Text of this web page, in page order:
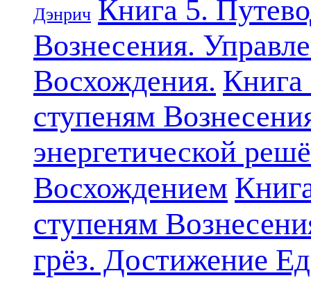
Дэнрич Книга 5.
Вознесения.
Восхождения. Книга
ступеням
энергетической
Восхождением
ступеням
грёз. Достижение